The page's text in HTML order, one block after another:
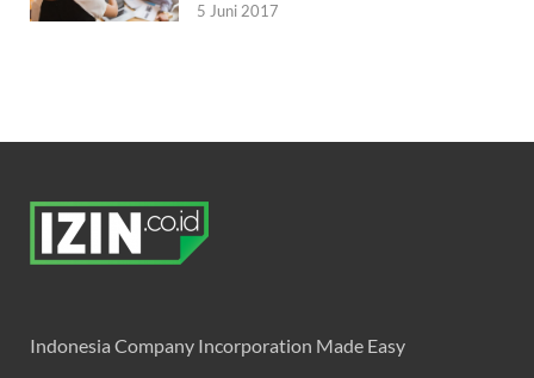
5 Juni 2017
Indonesia Company Incorporation Made Easy